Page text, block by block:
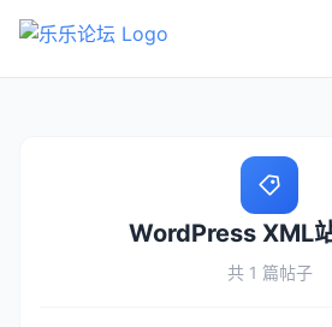
WordPress XML
共 1 篇帖子